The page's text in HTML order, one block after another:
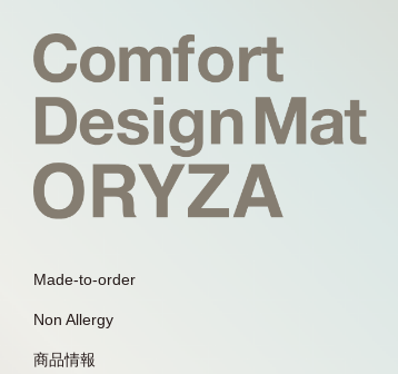
Made-to-order
Non Allergy
商品情報